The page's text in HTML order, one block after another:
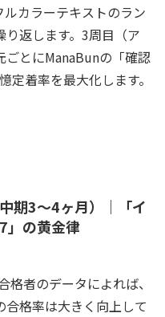
カラーテキストのラン
返します。3周目（ア
とにManaBunの「確認
定着率を最大化します。
期3〜4ヶ月）｜「イ
」の黄金律
格者のデータによれば、
格率は大きく向上して